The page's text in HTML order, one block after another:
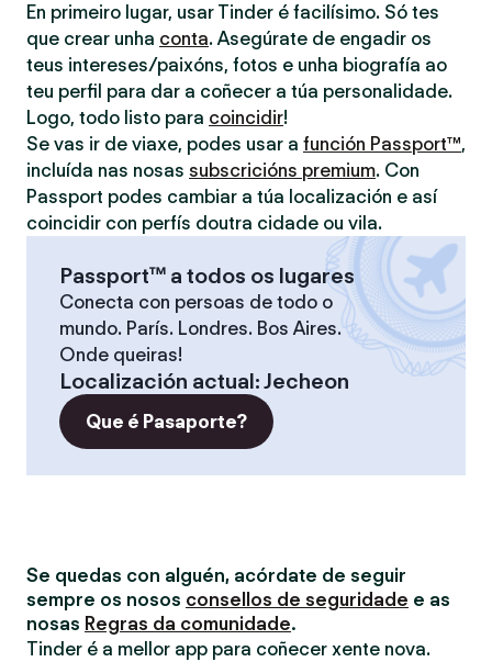
En primeiro lugar, usar Tinder é facilísimo. Só tes
que crear unha conta. Asegúrate de engadir os
teus intereses/paixóns, fotos e unha biografía ao
teu perfil para dar a coñecer a túa personalidade.
Logo, todo listo para coincidir!
Se vas ir de viaxe, podes usar a función Passport™,
incluída nas nosas subscricións premium. Con
Passport podes cambiar a túa localización e así
coincidir con perfís doutra cidade ou vila.
Passport™ a todos os lugares
Conecta con persoas de todo o
mundo. París. Londres. Bos Aires.
Onde queiras!
Localización actual:Jecheon
Que é Pasaporte?
Se quedas con alguén, acórdate de seguir
sempre os nosos consellos de seguridade e as
nosas Regras da comunidade.
Tinder é a mellor app para coñecer xente nova.